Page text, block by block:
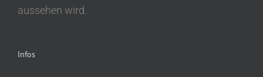
aussehen wird.
Infos